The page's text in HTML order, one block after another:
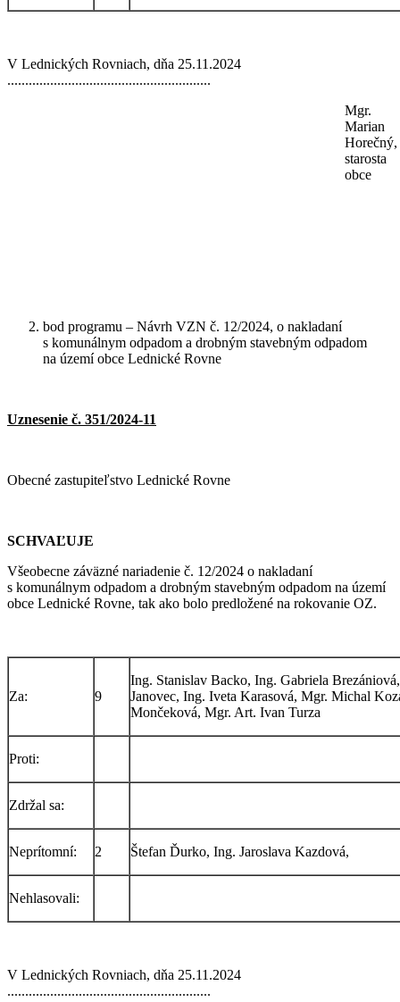
V Lednických Rovniach, dňa 25.11.2024
.........................................................
Mgr.
Marian
Horečný,
starosta
obce
bod programu – Návrh VZN č. 12/2024, o nakladaní
s komunálnym odpadom a drobným stavebným odpadom
na území obce Lednické Rovne
Uznesenie č. 351/2024-11
Obecné zastupiteľstvo Lednické Rovne
SCHVAĽUJE
Všeobecne záväzné nariadenie č. 12/2024 o nakladaní
s komunálnym odpadom a drobným stavebným odpadom na území
obce Lednické Rovne, tak ako bolo predložené na rokovanie OZ.
Za: 9
Ing. Stanislav Backo, Ing. Gabriela
Janovec, Ing. Iveta Karasová, Mgr. Michal
Mončeková, Mgr. Art. Ivan Turza
Proti:
Zdržal sa:
Neprítomní: 2 Štefan Ďurko, Ing. Jaroslava Kazdová,
Nehlasovali:
V Lednických Rovniach, dňa 25.11.2024
.........................................................